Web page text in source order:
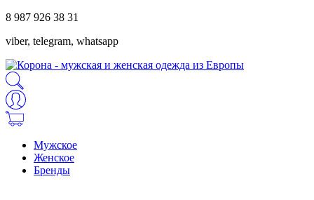
8 987 926 38 31
viber, telegram, whatsapp
Мужское
Женское
Бренды